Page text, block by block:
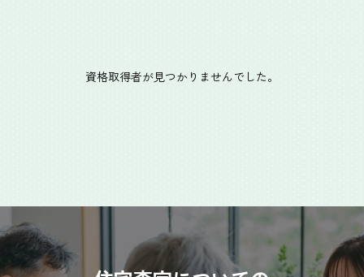
資格取得者が見つかりませんでした。